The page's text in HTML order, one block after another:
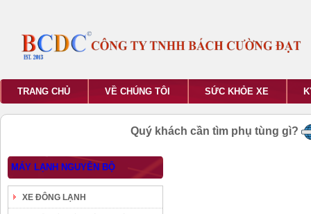
TRANG CHỦ VỀ CHÚNG TÔI SỨC KHỎE XE
Quý khách cần tìm phụ tùng gì?
MÁY LẠNH NGUYÊN BỘ
XE ĐÔNG LẠNH